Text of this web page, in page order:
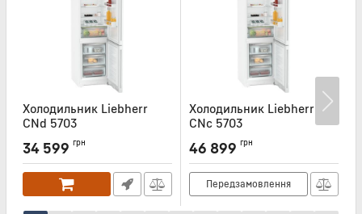
Холодильник Liebherr
CNd 5703
CND5703
34 599 грн
Холодильник Liebherr
CNc 5703
CNC5703
46 899 грн
Передзамовлення